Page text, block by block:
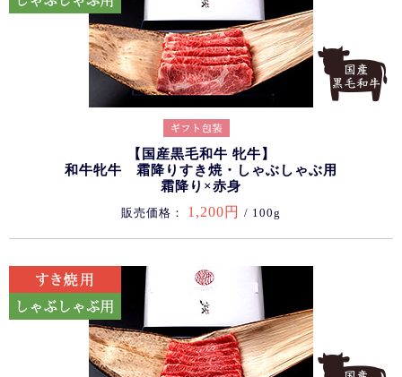
【国産黒毛和牛 牝牛】
和牛牝牛 霜降りすき焼・しゃぶしゃぶ用
霜降り×赤身
販売価格： 1,200円 / 100g